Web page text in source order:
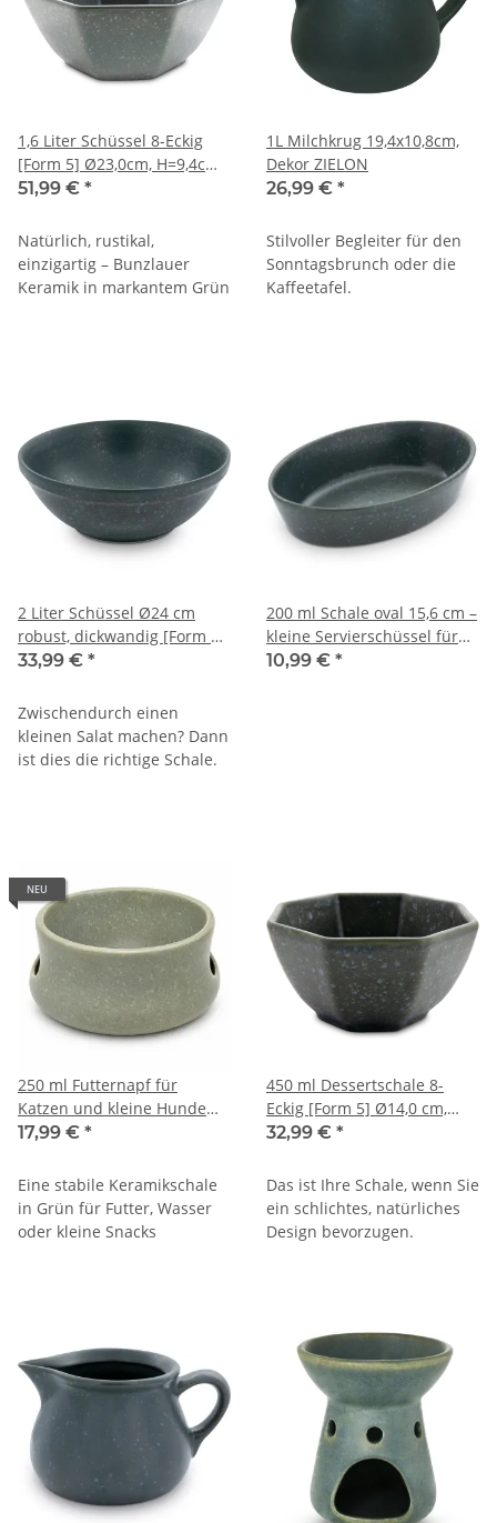
1,6 Liter Schüssel 8-Eckig
[Form 5] Ø23,0cm, H=9,4cm,
Dekor ZIELON
51,99 € *
Natürlich, rustikal,
einzigartig – Bunzlauer
Keramik in markantem Grün
1L Milchkrug 19,4x10,8cm,
Dekor ZIELON
26,99 € *
Stilvoller Begleiter für den
Sonntagsbrunch oder die
Kaffeetafel.
2 Liter Schüssel Ø24 cm
robust, dickwandig [Form 1]
Dekor ZIELON
33,99 € *
Zwischendurch einen
kleinen Salat machen? Dann
ist dies die richtige Schale.
200 ml Schale oval 15,6 cm –
kleine Servierschüssel für
Oliven, Antipasti & Dips – 4
10,99 € *
NEU
250 ml Futternapf für
Katzen und kleine Hunde
Ø14,6 cm, Höhe: 6,5 cm,
17,99 € *
Eine stabile Keramikschale
in Grün für Futter, Wasser
oder kleine Snacks
450 ml Dessertschale 8-
Eckig [Form 5] Ø14,0 cm,
H=7,0 cm, Dekor ZIELON
32,99 € *
Das ist Ihre Schale, wenn Sie
ein schlichtes, natürliches
Design bevorzugen.